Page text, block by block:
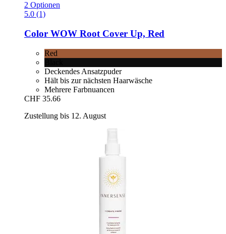
2 Optionen
5.0 (1)
Color WOW Root Cover Up, Red
Red
Deckendes Ansatzpuder
Hält bis zur nächsten Haarwäsche
Mehrere Farbnuancen
CHF 35.66
Zustellung bis 12. August